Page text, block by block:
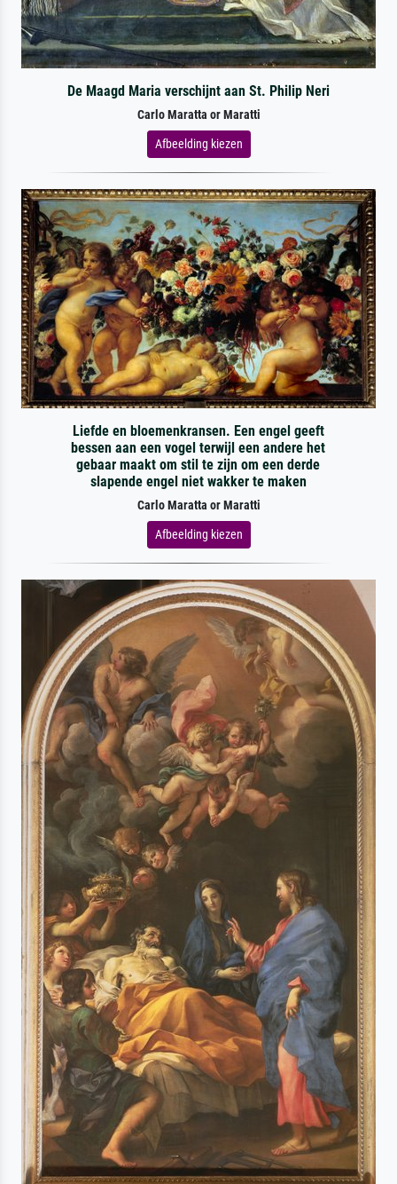
De Maagd Maria verschijnt aan St. Philip Neri
Carlo Maratta or Maratti
Afbeelding kiezen
Liefde en bloemenkransen. Een engel geeft
bessen aan een vogel terwijl een andere het
gebaar maakt om stil te zijn om een derde
slapende engel niet wakker te maken
Carlo Maratta or Maratti
Afbeelding kiezen